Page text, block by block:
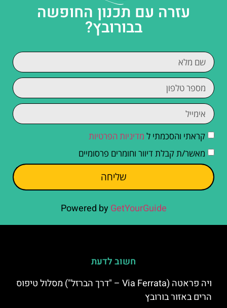
עזרה עם תכנון החופשה
בבורובץ?
קראתי והסכמתי ל מדיניות הפרטיות
מאשר/ת קבלת דיוור וחומרים פרסומיים
שליחה
Powered by GetYourGuide
חשוב לדעת
ויה פראטה (Via Ferrata – "דרך הברזל") מסלול טיפוס
הרים באזור בורובץ